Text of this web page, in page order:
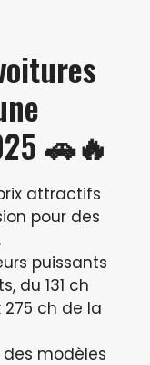
🚗🔥
attractifs
pour des
puissants
du 131 ch
ch de la
des modèles